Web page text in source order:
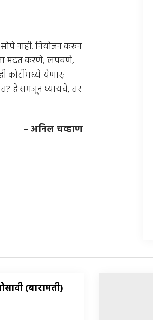
नाही. नियोजन करून
मदत करणे, लपवणे,
कोटींमध्ये येणार;
हे समजून घ्यायचे, तर
– अनिल चव्हाण
(बारामती)